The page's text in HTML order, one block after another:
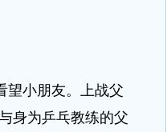
小朋友。上战父
身为乒乓教练的父